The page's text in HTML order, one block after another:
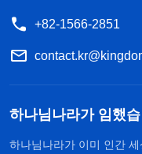
+82-1566-2851
하나님나라가 임했
하나님나라가 이미 인간